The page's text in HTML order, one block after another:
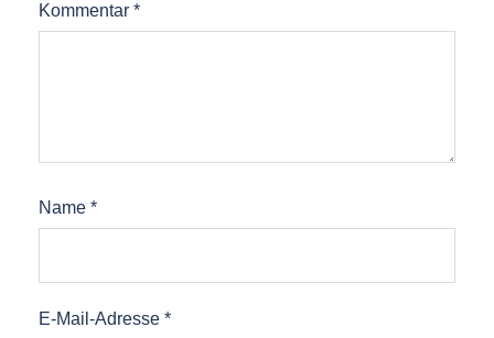
Kommentar *
Name *
E-Mail-Adresse *